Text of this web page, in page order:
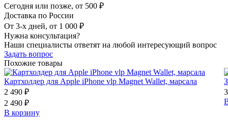
Сегодня или позже, от 500 ₽
Доставка по России
От 3-х дней, от 1 000 ₽
Нужна консультация?
Наши специалисты ответят на любой интересующий вопрос
Задать вопрос
Похожие товары
Картхолдер для Apple iPhone vlp Magnet Wallet, марсала
2 490 ₽
2 490 ₽
В корзину